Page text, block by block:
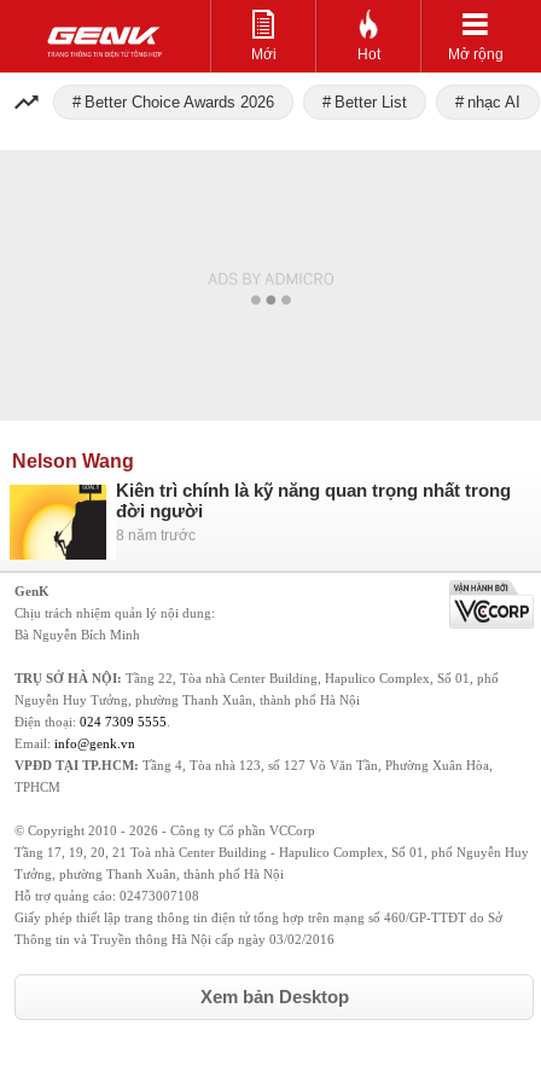
Mới Hot Mở rộng
Better Choice Awards 2026 Better List nhạc AI
Nelson Wang
Kiên trì chính là kỹ năng quan trọng nhất trong
đời người
8 năm trước
GenK
Chịu trách nhiệm quản lý nội dung:
Bà Nguyễn Bích Minh
TRỤ SỞ HÀ NỘI: Tầng 22, Tòa nhà Center Building, Hapulico Complex, Số 01, phố
Nguyễn Huy Tưởng, phường Thanh Xuân, thành phố Hà Nội
Điện thoại: 024 7309 5555
Email: info@genk.vn
VPĐD TẠI TP.HCM: Tầng 4, Tòa nhà 123, số 127 Võ Văn Tần, Phường Xuân Hòa,
TPHCM
© Copyright 2010 - 2026 - Công ty Cổ phần VCCorp
Tầng 17, 19, 20, 21 Toà nhà Center Building - Hapulico Complex, Số 01, phố Nguyễn Huy
Tưởng, phường Thanh Xuân, thành phố Hà Nội
Hỗ trợ quảng cáo: 02473007108
Giấy phép thiết lập trang thông tin điện tử tổng hợp trên mạng số 460/GP-TTĐT do Sở
Thông tin và Truyền thông Hà Nội cấp ngày 03/02/2016
Xem bản Desktop